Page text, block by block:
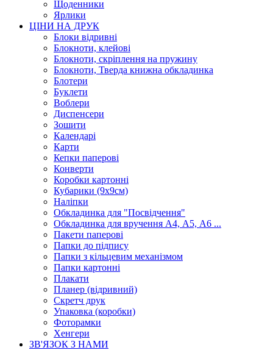
Щоденники
Ярлики
ЦІНИ НА ДРУК
Блоки відривні
Блокноти, клейові
Блокноти, скріплення на пружину
Блокноти, Тверда книжна обкладинка
Блотери
Буклети
Воблери
Диспенсери
Зошити
Календарі
Карти
Кепки паперові
Конверти
Коробки картонні
Кубарики (9х9см)
Наліпки
Обкладинка для "Посвідчення"
Обкладинка для вручення А4, А5, А6 ...
Пакети паперові
Папки до підпису
Папки з кільцевим механізмом
Папки картонні
Плакати
Планер (відривний)
Скретч друк
Упаковка (коробки)
Фоторамки
Хенгери
ЗВ'ЯЗОК З НАМИ